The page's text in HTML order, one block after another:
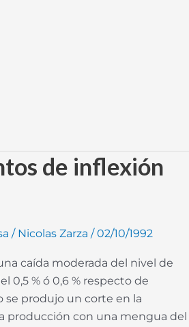
de inflexión
/ Nicolas Zarza /02/10/1992
caída moderada del nivel de
0,5 % ó 0,6 % respecto de
se produjo un corte en la
producción con una mengua del